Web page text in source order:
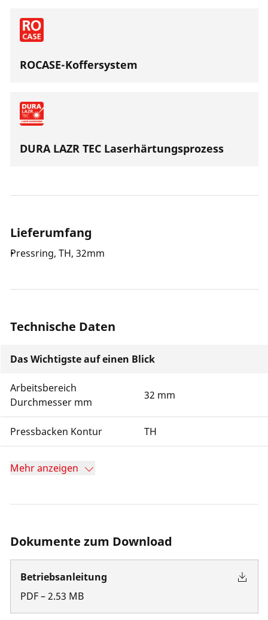
ROCASE-Koffersystem
DURA LAZR TEC Laserhärtungsprozess
Lieferumfang
Pressring, TH, 32mm
Technische Daten
Das Wichtigste auf einen Blick
Arbeitsbereich
Durchmesser mm
32 mm
Pressbacken Kontur TH
Mehr anzeigen
Dokumente zum Download
Betriebsanleitung
PDF–2.53 MB